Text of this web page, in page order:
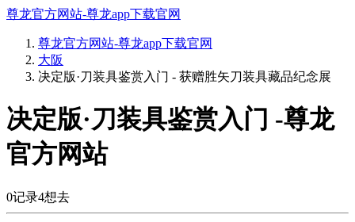
尊龙官方网站-尊龙app下载官网
尊龙官方网站-尊龙app下载官网
大阪
决定版·刀装具鉴赏入门 - 获赠胜矢刀装具藏品纪念展
决定版·刀装具鉴赏入门 -尊龙
官方网站
0记录4想去